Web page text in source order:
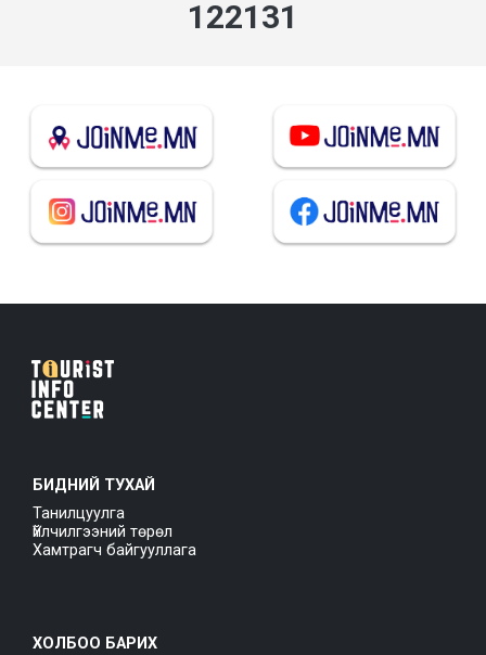
136223
БИДНИЙ ТУХАЙ
Танилцуулга
Үйлчилгээний төрөл
Хамтрагч байгууллага
ХОЛБОО БАРИХ